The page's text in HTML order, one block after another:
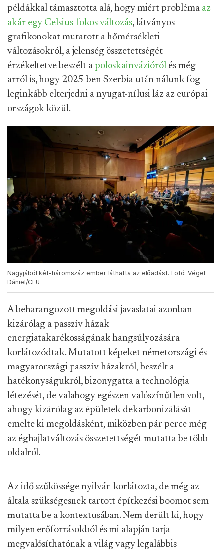
példákkal támasztotta alá, hogy miért probléma az
akár egy Celsius-fokos változás, látványos
grafikonokat mutatott a hőmérsékleti
változásokról, a jelenség összetettségét
érzékeltetve beszélt a poloskainvázióról és még
arról is, hogy 2025-ben Szerbia után nálunk fog
leginkább elterjedni a nyugat-nílusi láz az európai
országok közül.
Nagyjából két-háromszáz ember láthatta az előadást. Fotó: Végel
Dániel/CEU
A beharangozott megoldási javaslatai azonban
kizárólag a passzív házak
energiatakarékosságának hangsúlyozására
korlátozódtak. Mutatott képeket németországi és
magyarországi passzív házakról, beszélt a
hatékonyságukról, bizonygatta a technológia
létezését, de valahogy egészen valószínűtlen volt,
ahogy kizárólag az épületek dekarbonizálását
emelte ki megoldásként, miközben pár perce még
az éghajlatváltozás összetettségét mutatta be több
oldalról.
Az idő szűkössége nyilván korlátozta, de még az
általa szükségesnek tartott építkezési boomot sem
mutatta be a kontextusában. Nem derült ki, hogy
milyen erőforrásokból és mi alapján tarja
megvalósíthatónak a világ vagy legalábbis